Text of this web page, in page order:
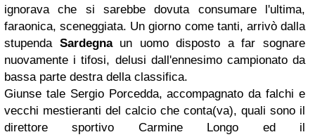
ignorava che si sarebbe dovuta consumare l'ultima,
faraonica, sceneggiata. Un giorno come tanti, arrivò dalla
stupenda Sardegnaun uomo disposto a far sognare
nuovamente i tifosi, delusi dall'ennesimo campionato da
bassa parte destra della classifica.
Giunse tale Sergio Porcedda, accompagnato da falchi e
vecchi mestieranti del calcio che conta(va), quali sono il
direttore sportivo Carmine Longo ed il